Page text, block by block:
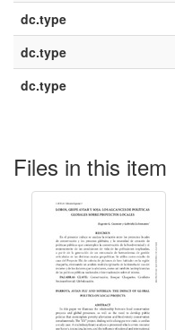
dc.type
dc.type
dc.type
Files in this item